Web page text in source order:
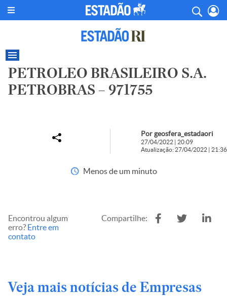
PETROLEO BRASILEIRO S.A.
PETROBRAS – 971755
Por geosfera_estadaori
27/04/2022 | 20:09
Atualização: 27/04/2022 | 21:36
Menos de um minuto
Encontrou algum
erro? Entre em
contato
Compartilhe:
Veja mais notícias de Empresas